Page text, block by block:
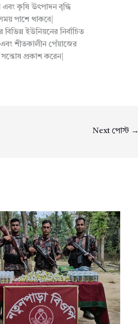
কৃষি উৎপাদন বৃদ্ধি
পাশে থাকবে|
ইউনিয়নের নির্বাচিত
শীতকালীন পেঁয়াজের
প্রকাশ করেন|
Next পোস্ট →